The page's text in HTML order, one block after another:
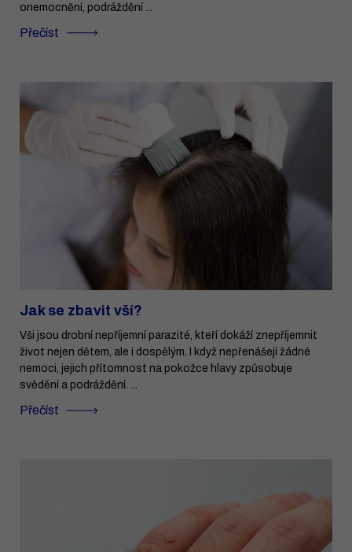
onemocnění, podráždění ...
Přečíst
Jak se zbavit vší?
Vši jsou drobní nepříjemní parazité, kteří dokáží znepříjemnit
život nejen dětem, ale i dospělým. I když nepřenášejí žádné
nemoci, jejich přítomnost na pokožce hlavy způsobuje
svědění a podráždění. ...
Přečíst